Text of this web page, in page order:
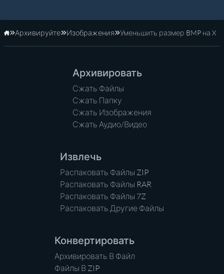
Главная
Архивируйте Изображения Уменьшить размер BMP на X
Архивировать
Сжать Файлы
Сжать Папку
Сжать Изображения
Сжать Аудио/Видео
Извлечь
Распаковать Файлы ZIP
Распаковать Файлы RAR
Распаковать Файлы 7Z
Распаковать Другие Файлы
Конвертировать
Архивировать В Файл
Файлы В ZIP